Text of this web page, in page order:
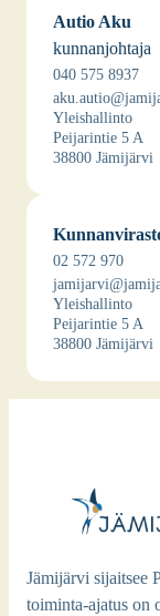
Autio Aku
kun­nan­joh­ta­ja
040 575 8937
Yleis­hal­lin­to
Pei­ja­rin­tie 5 A
38800 Jämi­jär­vi
02 572 970
Yleis­hal­lin­to
Pei­ja­rin­tie 5 A
38800 Jämi­jär­vi
Jämijärvi sijaitsee
toiminta-ajatus on